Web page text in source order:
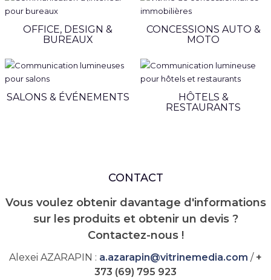
OFFICE, DESIGN &
BUREAUX
CONCESSIONS AUTO &
MOTO
SALONS & ÉVÉNEMENTS
HÔTELS &
RESTAURANTS
CONTACT
Vous voulez obtenir davantage d'informations
sur les produits et obtenir un devis ?
Contactez-nous !
Alexei AZARAPIN : a.azarapin@vitrinemedia.com / +
373 (69) 795 923